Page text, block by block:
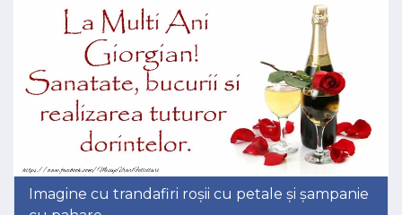
Imagine cu trandafiri roșii cu petale și șampanie